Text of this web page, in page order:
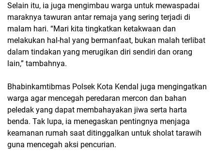
Selain itu, ia juga mengimbau warga untuk mewaspadai
maraknya tawuran antar remaja yang sering terjadi di
malam hari. “Mari kita tingkatkan ketakwaan dan
melakukan hal-hal yang bermanfaat, bukan malah terlibat
dalam tindakan yang merugikan diri sendiri dan orang
lain,” tambahnya.
Bhabinkamtibmas Polsek Kota Kendal juga mengingatkan
warga agar mencegah peredaran mercon dan bahan
peledak yang dapat membahayakan jiwa serta harta
benda. Tak lupa, ia menegaskan pentingnya menjaga
keamanan rumah saat ditinggalkan untuk sholat tarawih
guna mencegah aksi pencurian.